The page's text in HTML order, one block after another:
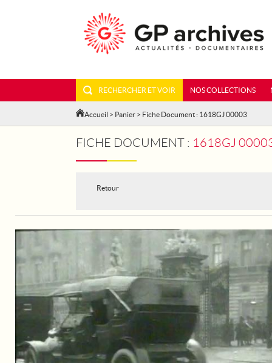
RECHERCHER ET VOIR NOS COLLECTIONS
Accueil > Panier > Fiche Document : 1618GJ 00003
FICHE DOCUMENT : 1618GJ 00003 -
Retour